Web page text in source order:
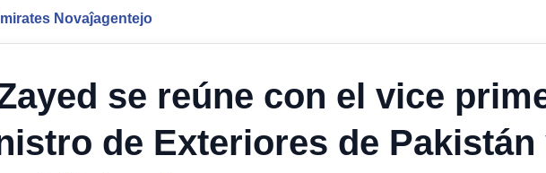
Novaĵagentejo
se reúne con el vice
de Exteriores de Pakistán